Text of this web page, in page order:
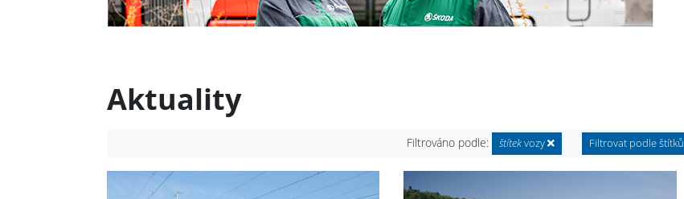
Aktuality
Filtrováno podle: štítekvozy Filtrovat podle štítků